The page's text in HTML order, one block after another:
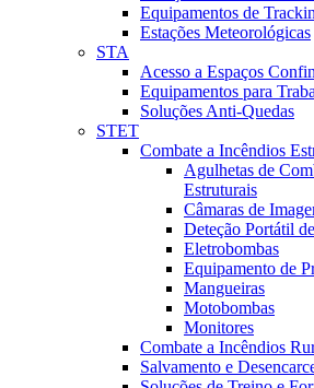
Equipamentos de
Estações Meteorológicas
STA
Acesso a Espaços
Equipamentos para
Soluções Anti-Quedas
STET
Combate a Incêndios
Agulhetas de
Estruturais
Câmaras de
Deteção Portátil
Eletrobombas
Equipamento de
Mangueiras
Motobombas
Monitores
Combate a Incêndios
Salvamento e